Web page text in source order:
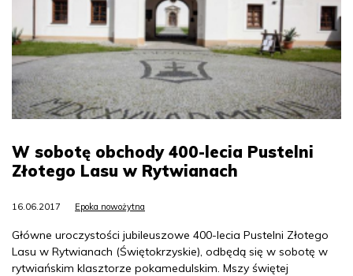
W sobotę obchody 400-lecia Pustelni
Złotego Lasu w Rytwianach
16.06.2017 Epoka nowożytna
Główne uroczystości jubileuszowe 400-lecia Pustelni Złotego
Lasu w Rytwianach (Świętokrzyskie), odbędą się w sobotę w
rytwiańskim klasztorze pokamedulskim. Mszy świętej